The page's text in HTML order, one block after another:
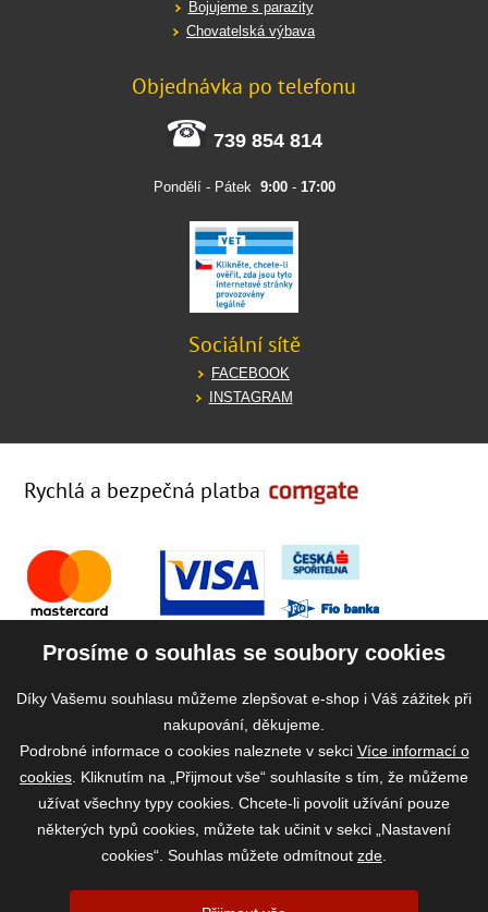
Bojujeme s parazity
Chovatelská výbava
Objednávka po telefonu
739 854 814
Pondělí - Pátek 9:00- 17:00
Sociální sítě
FACEBOOK
INSTAGRAM
Rychlá a bezpečná platba
2026 ©www.vase-krmivo.cz- Tomáš Kroupa e-shop, Kanice 307, 664 01
Prosíme o souhlas se soubory cookies
Díky Vašemu souhlasu můžeme zlepšovat e-shop i Váš zážitek při
nakupování, děkujeme.
Podrobné informace o cookies naleznete v sekci Více informací o
cookies . Kliknutím na „Přijmout vše“ souhlasíte s tím, že můžeme
užívat všechny typy cookies. Chcete-li povolit užívání pouze
některých typů cookies, můžete tak učinit v sekci „Nastavení
cookies“. Souhlas můžete odmítnout zde